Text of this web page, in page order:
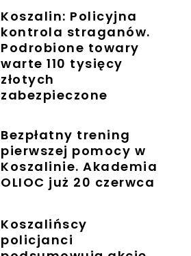
Koszalin: Policyjna
kontrola straganów.
Podrobione towary
warte 110 tysięcy
złotych
zabezpieczone
Bezpłatny trening
pierwszej pomocy w
Koszalinie. Akademia
OLIOC już 20 czerwca
Koszalińscy
policjanci